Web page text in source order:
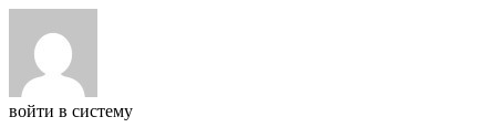
войти в систему